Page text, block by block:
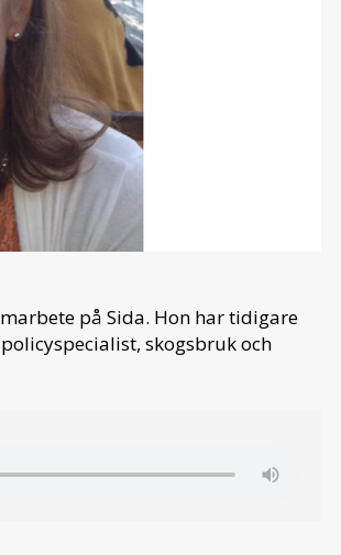
på Sida. Hon har tidigare
skogsbruk och